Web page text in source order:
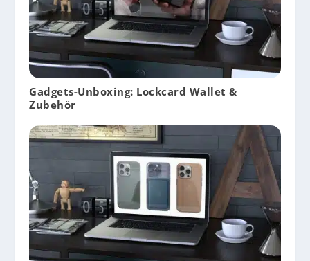
Gadgets-Unboxing: Lockcard Wallet &
Zubehör